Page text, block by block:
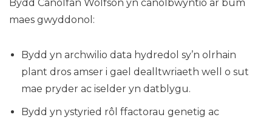
Bydd Canolfan Wolfson yn canolbwyntio ar bum
maes gwyddonol:
Bydd yn archwilio data hydredol sy’n olrhain
plant dros amser i gael dealltwriaeth well o sut
mae pryder ac iselder yn datblygu.
Bydd yn ystyried rôl ffactorau genetig ac